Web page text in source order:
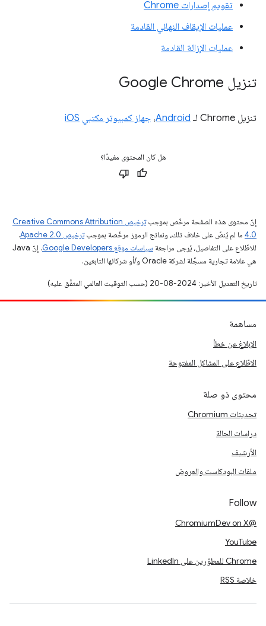
تقويم إصدارات Chrome
عمليات الإيقاف النهائي القادمة
عمليات الإزالة القادمة
تنزيل Google Chrome
تنزيل Chrome لـ Android، جهاز كمبيوتر مكتبي iOS
هل كان المحتوى مفيدًا؟
إنّ محتوى هذه الصفحة مرخّص بموجب
ترخيص Creative Commons Attribution
4.0‏ ما لم يُنصّ على خلاف ذلك، ونماذج الرموز مرخّصة بموجبترخيص Apache 2.0‏
.
للاطّلاع على التفاصيل، يُرجى مراجعة سياسات موقع Google Developers‏
. إنّ Java
هي علامة تجارية مسجَّلة لشركة Oracle و/أو شركائها التابعين.
تاريخ التعديل الأخير: 2024-08-20 (حسب التوقيت العالمي المتفَّق عليه)
مساهمة
الإبلاغ عن خطأ
الاطّلاع على المشاكل المفتوحة
محتوى ذو صلة
تحديثات Chromium
دراسات الحالة
الأرشيف
ملفات البودكاست والعروض
Follow
@ChromiumDev on X
YouTube
Chrome للمطوّرين على LinkedIn
خلاصة RSS